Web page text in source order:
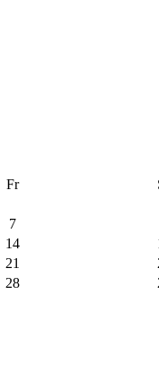
Fr
7
14
21
28